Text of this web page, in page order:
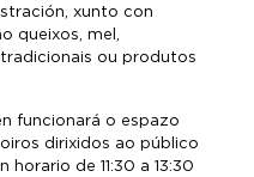
xunto con
queixos, mel,
ou produtos
funcionará o espazo
dirixidos ao público
de 11:30 a 13:30